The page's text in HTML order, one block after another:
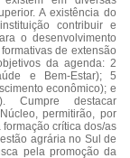
A existência do
contribuir e
o desenvolvimento
de extensão
da agenda: 2
e Bem-Estar); 5
econômico); e
Cumpre destacar
permitirão, por
crítica dos/as
agrária no Sul de
pela promoção da